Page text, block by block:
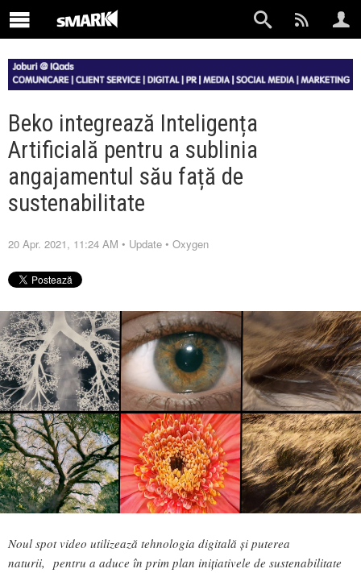
Beko integrează Inteligența
Artificială pentru a sublinia
angajamentul său față de
sustenabilitate
20 Apr. 2021, 11:24 AM • Update • Oxygen
Noul spot video utilizează tehnologia digitală și puterea
naturii, pentru a aduce în prim plan inițiativele de sustenabilitate